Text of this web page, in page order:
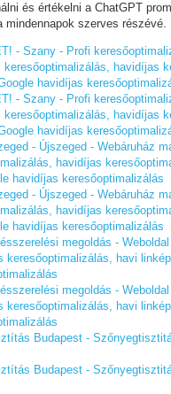
és értékelni a ChatGPT
szerves részévé.
- Szany - Profi
havidíjas
havidíjas
- Szany - Profi
havidíjas
havidíjas
- Újszeged - Webáruház
havidíjas
havidíjas keresőoptimalizálás
- Újszeged - Webáruház
havidíjas
havidíjas keresőoptimalizálás
megoldás -
havi
megoldás -
havi
Budapest -
Budapest -